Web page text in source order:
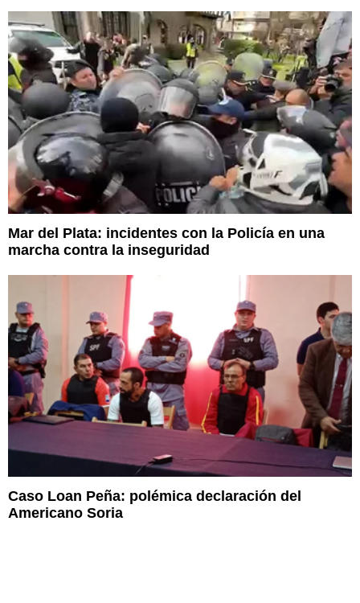
Mar del Plata: incidentes con la Policía en una
marcha contra la inseguridad
Caso Loan Peña: polémica declaración del
Americano Soria